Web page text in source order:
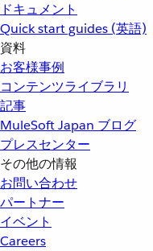
ドキュメント
Quick start guides (英語)
資料
お客様事例
コンテンツライブラリ
記事
MuleSoft Japan ブログ
プレスセンター
その他の情報
お問い合わせ
パートナー
イベント
Careers